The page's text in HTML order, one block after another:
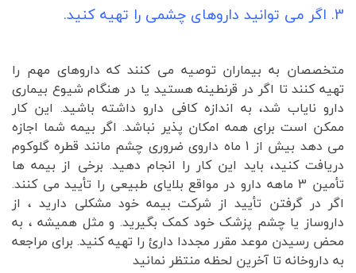
3. اگر می توانید داروهای چشمی را تهیه کنید.
متخصصان به بیماران توصیه می کنند که داروهای مهم را
تهیه کنند تا اگر در قرنطینه هستید یا در هنگام شیوع بیماری
دارو نایاب شد، به اندازه کافی دارو داشته باشید. این کار
ممکن است برای همه امکان پذیر نباشد. اگر بیمه شما اجازه
می دهد بیش از 1 ماه داروی ضروری چشم مانند قطره گلوکوم
دریافت کنید، باید این کار را انجام دهید. برخی از بیمه ها
تأمین 3 ماهه دارو در مواقع بلایای طبیعی را تأیید می کنند.
اگر در گرفتن تأیید از شرکت بیمه خود مشکلی دارید ، از
داروساز یا چشم پزشک خود کمک بگیرید. و مثل همیشه ، به
محض رسیدن موعد مقرر مجددا دارئ را تهیه کنید. برای مراجعه
به داروخانه تا آخرین لحظه منتظر نمانید